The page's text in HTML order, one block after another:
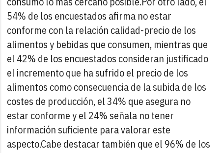
54% de los encuestados afirma no estar
conforme con la relación calidad-precio de los
alimentos y bebidas que consumen, mientras que
el 42% de los encuestados consideran justificado
el incremento que ha sufrido el precio de los
alimentos como consecuencia de la subida de los
costes de producción, el 34% que asegura no
estar conforme y el 24% señala no tener
información suficiente para valorar este
aspecto.Cabe destacar también que el 96% de los